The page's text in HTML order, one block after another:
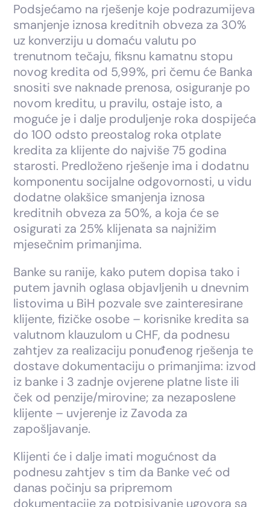
Podsjećamo na rješenje koje podrazumijeva
smanjenje iznosa kreditnih obveza za 30%
uz konverziju u domaću valutu po
trenutnom tečaju, fiksnu kamatnu stopu
novog kredita od 5,99%, pri čemu će Banka
snositi sve naknade prenosa, osiguranje po
novom kreditu, u pravilu, ostaje isto, a
moguće je i dalje produljenje roka dospijeća
do 100 odsto preostalog roka otplate
kredita za klijente do najviše 75 godina
starosti. Predloženo rješenje ima i dodatnu
komponentu socijalne odgovornosti, u vidu
dodatne olakšice smanjenja iznosa
kreditnih obveza za 50%, a koja će se
osigurati za 25% klijenata sa najnižim
mjesečnim primanjima.
Banke su ranije, kako putem dopisa tako i
putem javnih oglasa objavljenih u dnevnim
listovima u BiH pozvale sve zainteresirane
klijente, fizičke osobe – korisnike kredita sa
valutnom klauzulom u CHF, da podnesu
zahtjev za realizaciju ponuđenog rješenja te
dostave dokumentaciju o primanjima: izvod
iz banke i 3 zadnje ovjerene platne liste ili
ček od penzije/mirovine; za nezaposlene
klijente – uvjerenje iz Zavoda za
zapošljavanje.
Klijenti će i dalje imati mogućnost da
podnesu zahtjev s tim da Banke već od
danas počinju sa pripremom
dokumentacije za potpisivanje ugovora sa